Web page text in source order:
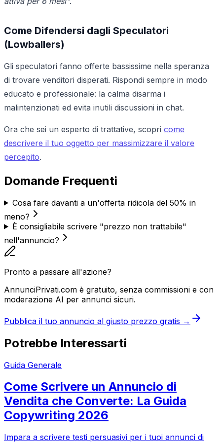
Come Difendersi dagli Speculatori
(Lowballers)
Gli speculatori fanno offerte bassissime nella speranza
di trovare venditori disperati. Rispondi sempre in modo
educato e professionale: la calma disarma i
malintenzionati ed evita inutili discussioni in chat.
Ora che sei un esperto di trattative, scopri come
descrivere il tuo oggetto per massimizzare il valore
percepito.
Domande Frequenti
Cosa fare davanti a un'offerta ridicola del 50% in
meno?
È consigliabile scrivere "prezzo non trattabile"
nell'annuncio?
Pronto a passare all'azione?
AnnunciPrivati.com è gratuito, senza commissioni e con
moderazione AI per annunci sicuri.
Pubblica il tuo annuncio al giusto prezzo gratis →
Potrebbe Interessarti
Guida Generale
Come Scrivere un Annuncio di
Vendita che Converte: La Guida
Copywriting 2026
Impara a scrivere testi persuasivi per i tuoi annunci di